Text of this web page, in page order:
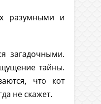
разумными и
загадочными.
тайны.
что кот
не скажет.